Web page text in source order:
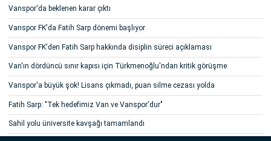
Vanspor'da beklenen karar çıktı
Vanspor FK'da Fatih Sarp dönemi başlıyor
Vanspor FK'den Fatih Sarp hakkında disiplin süreci açıklaması
Van'ın dördüncü sınır kapısı için Türkmenoğlu'ndan kritik görüşme
Vanspor'a büyük şok! Lisans çıkmadı, puan silme cezası yolda
Fatih Sarp: "Tek hedefimiz Van ve Vanspor'dur"
Sahil yolu üniversite kavşağı tamamlandı